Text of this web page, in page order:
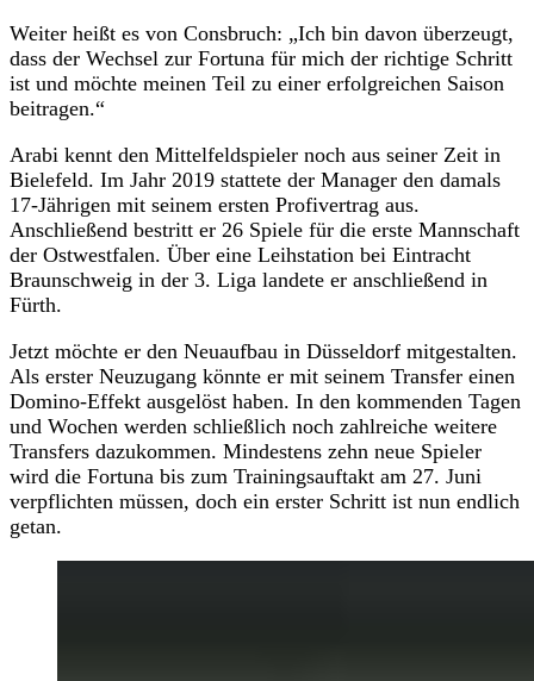
Weiter heißt es von Consbruch: „Ich bin davon überzeugt,
dass der Wechsel zur Fortuna für mich der richtige Schritt
ist und möchte meinen Teil zu einer erfolgreichen Saison
beitragen.“
Arabi kennt den Mittelfeldspieler noch aus seiner Zeit in
Bielefeld. Im Jahr 2019 stattete der Manager den damals
17-Jährigen mit seinem ersten Profivertrag aus.
Anschließend bestritt er 26 Spiele für die erste Mannschaft
der Ostwestfalen. Über eine Leihstation bei Eintracht
Braunschweig in der 3. Liga landete er anschließend in
Fürth.
Jetzt möchte er den Neuaufbau in Düsseldorf mitgestalten.
Als erster Neuzugang könnte er mit seinem Transfer einen
Domino-Effekt ausgelöst haben. In den kommenden Tagen
und Wochen werden schließlich noch zahlreiche weitere
Transfers dazukommen. Mindestens zehn neue Spieler
wird die Fortuna bis zum Trainingsauftakt am 27. Juni
verpflichten müssen, doch ein erster Schritt ist nun endlich
getan.